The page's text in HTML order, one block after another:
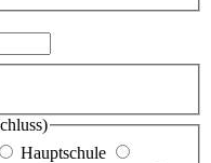
Hauptschule